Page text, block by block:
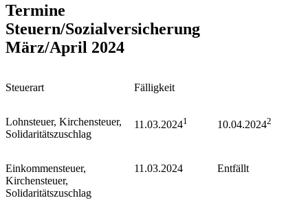
Termine
Steuern/
März/April 2024
Steuerart Fälligkeit
Lohnsteuer, Kirchensteuer,
Solidaritätszuschlag
11.03.20241 10.04.20242
Einkommensteuer,
Kirchensteuer,
Solidaritätszuschlag
11.03.2024 Entfällt